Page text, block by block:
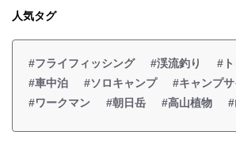
人気タグ
#フライフィッシング #渓流釣り
#
#車中泊
#ソロキャンプ
#キャンプサ
#ワークマン
#朝日岳 #高山植物